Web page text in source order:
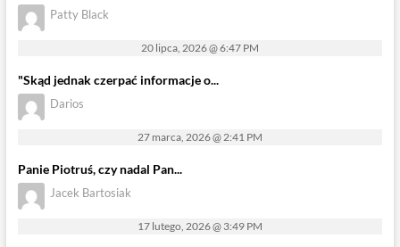
Patty Black
20 lipca, 2026 @ 6:47 PM
"Skąd jednak czerpać informacje o...
Darios
27 marca, 2026 @ 2:41 PM
Panie Piotruś, czy nadal Pan...
Jacek Bartosiak
17 lutego, 2026 @ 3:49 PM